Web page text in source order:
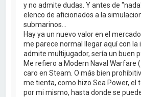
y no admite dudas. Y antes de
elenco de aficionados a la
submarinos...
Hay ya un nuevo valor en el
me parece normal llegar aquí con la
admite multijugador, sería un buen
Me refiero a Modern Naval Warfare
caro en Steam. O más bien
me tienta, como hizo Sea Power, el
por mi mismo, hasta donde se